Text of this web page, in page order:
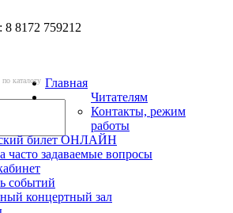
8 8172 759212
каталогу Главная
Читателям
Контакты, режим
работы
билет ОНЛАЙН
часто задаваемые вопросы
событий
концертный зал